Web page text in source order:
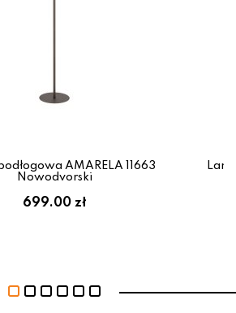
AMARELA 11663
Nowodvorski
699.00 zł